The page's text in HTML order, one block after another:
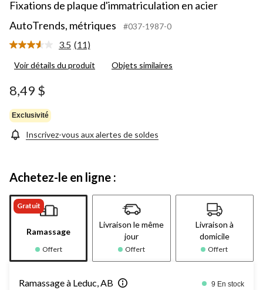
Fixations de plaque d'immatriculation en acier
AutoTrends, métriques
#037-1987-0
3.5 Lire
11
(11)
Voir détails du produit Objets similaires
8,49 $
Exclusivité
Inscrivez-vous aux alertes de soldes
Achetez-le en ligne :
Gratuit
Ramassage
Offert
Livraison le même
jour
Offert
Livraison à
domicile
Offert
Ramassage à Leduc, AB 9 En stock